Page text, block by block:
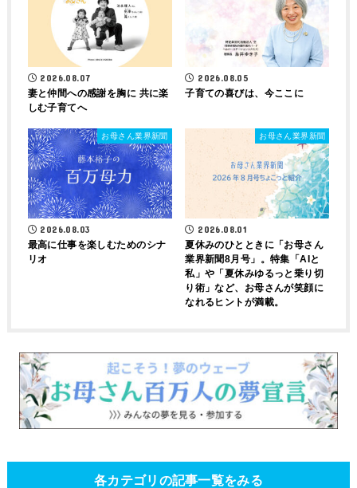
2026.08.07
妻と仲間への感謝を胸に 共に楽
しむ子育てへ
2026.08.05
子育ての喜びは、今ここに
お母さん業界新聞
2026.08.03
最高に仕事を楽しむためのシナ
リオ
お母さん業界新聞
2026.08.01
夏休みのひとときに「お母さん
業界新聞8月号」。特集「AIと
私」や「夏休みゆるっと乗り切
り術」など、お母さんが笑顔に
なれるヒントが満載。
各カテゴリの記事一覧をみる